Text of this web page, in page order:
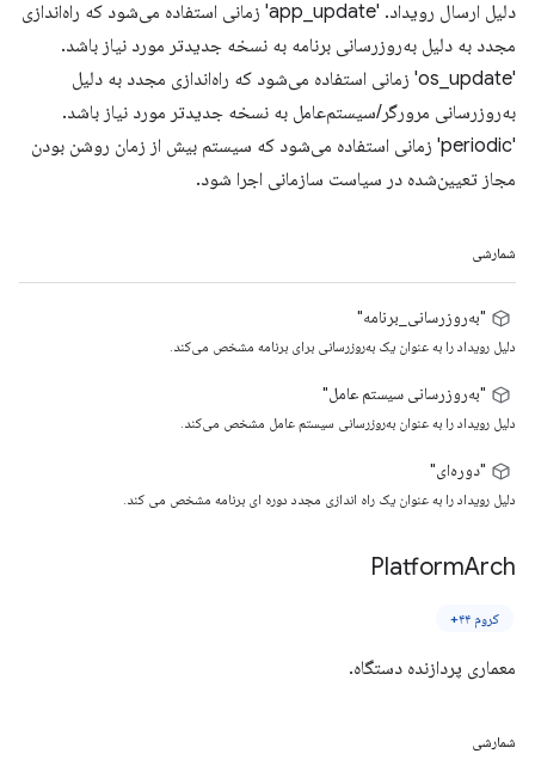
دلیل ارسال رویداد. 'app_update' زمانی استفاده می‌شود که راه‌اندازی
مجدد به دلیل به‌روزرسانی برنامه به نسخه جدیدتر مورد نیاز باشد.
'os_update' زمانی استفاده می‌شود که راه‌اندازی مجدد به دلیل
به‌روزرسانی مرورگر/سیستم‌عامل به نسخه جدیدتر مورد نیاز باشد.
'periodic' زمانی استفاده می‌شود که سیستم بیش از زمان روشن بودن
مجاز تعیین‌شده در سیاست سازمانی اجرا شود.
شمارشی
"به‌روزرسانی_برنامه"
دلیل رویداد را به عنوان یک به‌روزرسانی برای برنامه مشخص می‌کند.
"به‌روزرسانی سیستم عامل"
دلیل رویداد را به عنوان به‌روزرسانی سیستم عامل مشخص می‌کند.
"دوره‌ای"
دلیل رویداد را به عنوان یک راه اندازی مجدد دوره ای برنامه مشخص می کند.
PlatformArch
کروم ۴۴+
معماری پردازنده دستگاه.
شمارشی